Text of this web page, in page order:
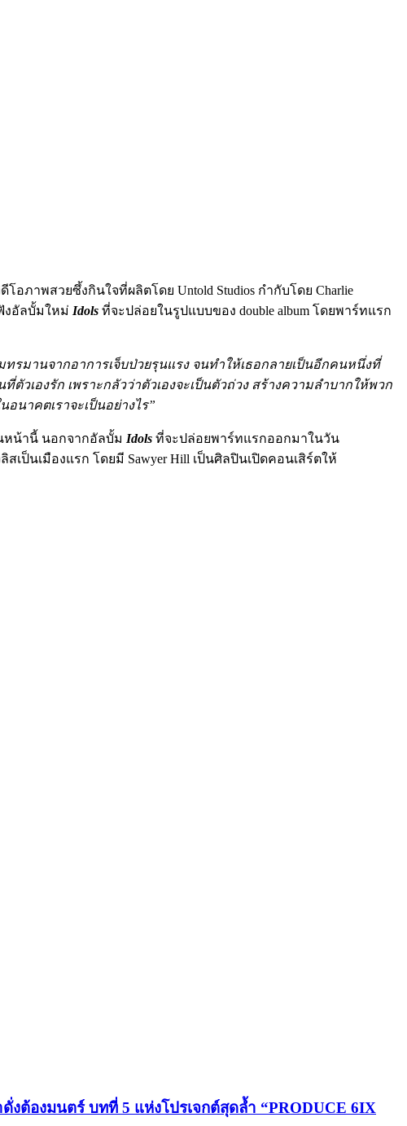
อภาพสวยซึ้งกินใจที่ผลิตโดย Untold Studios กำกับโดย Charlie
งอัลบั้มใหม่ Idols ที่จะปล่อยในรูปแบบของ double album โดยพาร์ทแรก
รมานจากอาการเจ็บป่วยรุนแรง จนทำให้เธอกลายเป็นอีกคนหนึ่งที่
วเองรัก เพราะกลัวว่าตัวเองจะเป็นตัวถ่วง สร้างความลำบากให้พวก
นาคตเราจะเป็นอย่างไร”
นหน้านี้ นอกจากอัลบั้ม Idols ที่จะปล่อยพาร์ทแรกออกมาในวัน
เป็นเมืองแรก โดยมี Sawyer Hill เป็นศิลปินเปิดคอนเสิร์ตให้
งต้องมนตร์ บทที่ 5 แห่งโปรเจกต์สุดล้ำ “PRODUCE 6IX